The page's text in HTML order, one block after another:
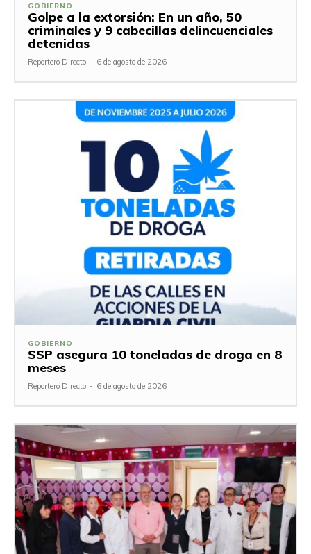
GOBIERNO
Golpe a la extorsión: En un año, 50
criminales y 9 cabecillas delincuenciales
detenidas
Reportero Directo - 6 de agosto de 2026
GOBIERNO
SSP asegura 10 toneladas de droga en 8
meses
Reportero Directo - 6 de agosto de 2026